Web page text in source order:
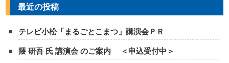
最近の投稿
テレビ小松「まるごとこまつ」講演会ＰＲ
隈 研吾 氏 講演会 のご案内 ＜申込受付中＞